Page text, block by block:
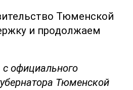
Тюменской
и продолжаем
официального
Тюменской